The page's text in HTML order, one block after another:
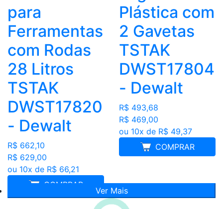
para
Ferramentas
com Rodas
28 Litros
TSTAK
DWST17820
- Dewalt
R$ 662,10
R$ 629,00
ou 10x de R$ 66,21
COMPRAR
Plástica com
2 Gavetas
TSTAK
DWST17804
- Dewalt
R$ 493,68
R$ 469,00
ou 10x de R$ 49,37
COMPRAR
Ver Mais